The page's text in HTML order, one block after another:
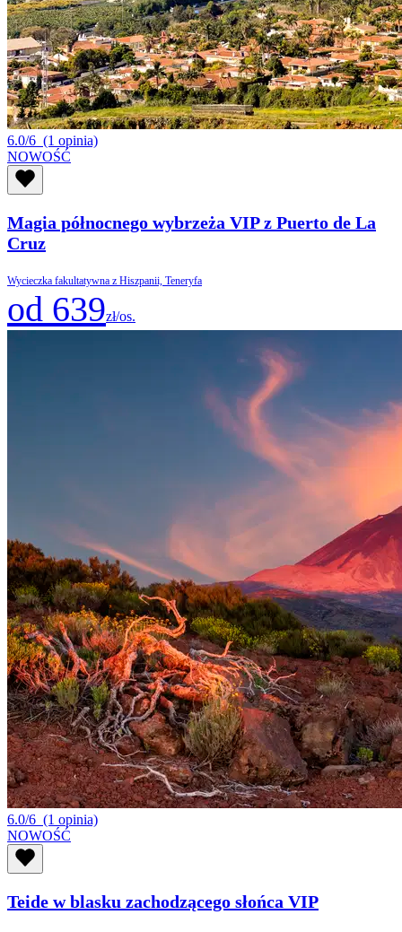
6.0/6 (1 opinia)
NOWOŚĆ
Magia północnego wybrzeża VIP z Puerto de La
Cruz
Wycieczka fakultatywna z Hiszpanii, Teneryfa
od 639zł/os.
6.0/6 (1 opinia)
NOWOŚĆ
Teide w blasku zachodzącego słońca VIP